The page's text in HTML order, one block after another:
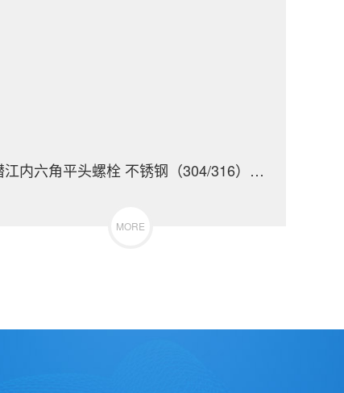
潜江内六角平头螺栓 不锈钢（304/316）碳钢 合金钢
MORE